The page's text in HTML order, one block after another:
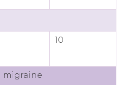
10
migraine